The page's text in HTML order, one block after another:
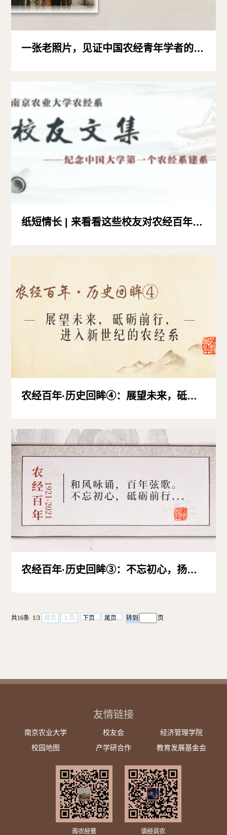
一张老照片，见证中国农经青年学者的成长与传承|经管档案
纸短情长 | 来看看这些校友对农经百年的祝福
农经百年·历史回眸④：展望未来，砥砺前行，进入新世纪的农经系
农经百年·历史回眸③：不忘初心，扬帆启航，20世纪80-90年代的农经系
共16条 1/3 首页 上页 下页 尾页 页
友情链接
南京农业大学 校友会
经济管理学院
校园地图
产学研合作 教育发展基金会
南农经管 谈经说农